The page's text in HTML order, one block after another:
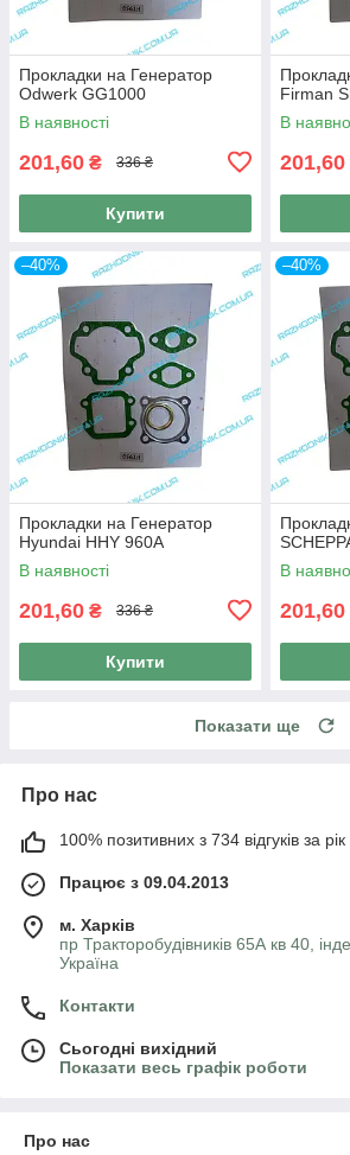
Прокладки на Генератор
Odwerk GG1000
В наявності
201,60 ₴ 336 ₴
Купити
Firman
В
201,60
–40%
Прокладки на Генератор
Hyundai HHY 960A
В наявності
201,60 ₴ 336 ₴
Купити
–40%
В
201,60
Показати ще
Про нас
100% позитивних з 734 відгуків за рік
Працює з 09.04.2013
м. Харків
пр Тракторобудівників 65А кв 40,
Україна
Контакти
Сьогодні вихідний
Показати весь графік роботи
Про нас